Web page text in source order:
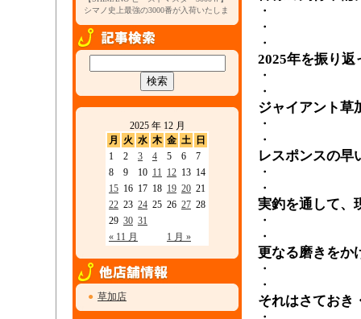
シマノ史上最強の3000番が入荷いたしま
2025 年 12 月
月
火 水 木 金 土 日
« 11 月 1 月 »
1 2 3 4 5 6
7
8
9 10 11 12 13 14
15 16 17 18 19 20 21
22 23 24 25 26 27 28
29 30 31
● 草加店
・
・
・
2025年を振り
・
・
ジャイアント草
・
・
レスポンスの早
・
・
実釣を通して、
・
・
更なる磨きをか
・
・
それはさておき